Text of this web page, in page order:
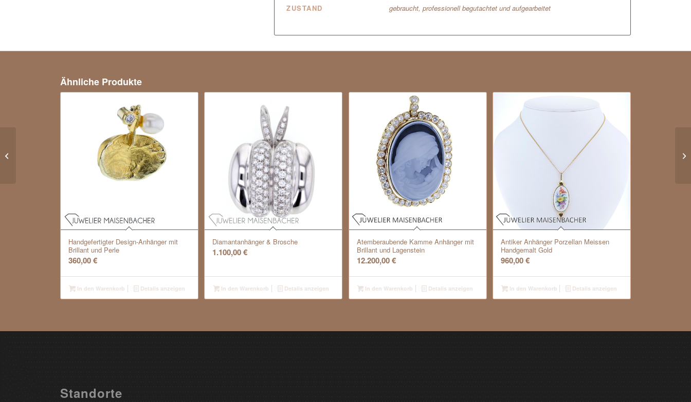
ZUSTAND
gebraucht, professionell begutachtet und aufgearbeitet
Ähnliche Produkte
Handgefertigter Design-Anhänger mit
Brillant und Perle
360,00€
In den Warenkorb Details anzeigen
Diamantanhänger & Brosche
1.100,00€
In den Warenkorb Details anzeigen
Atemberaubende Kamme Anhänger mit
Brillant und Lagenstein
12.200,00€
In den Warenkorb Details anzeigen
Antiker Anhänger Porzellan Meissen
Handgemalt Gold
960,00€
In den Warenkorb Details anzeigen
Standorte